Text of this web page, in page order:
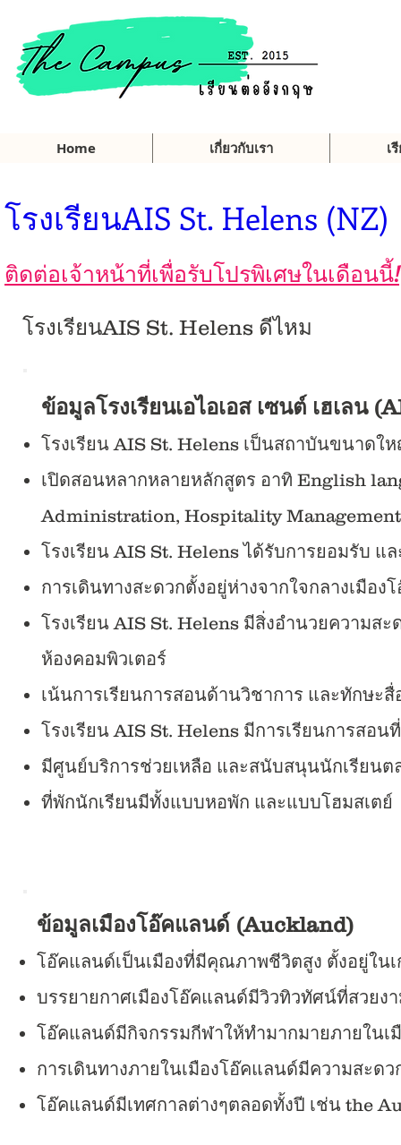
Home เกี่ยวกับเรา เ
โรงเรียนAIS St. Helens (NZ)
ติดต่อเจ้าหน้าที่เพื่อรับโปรพิเศษในเดือนนี้!
โรงเรียนAIS St. Helens ดีไหม
ข้อมูลโรงเรียนเอไอเอส เซนต์ เฮเลน
โรงเรียน AIS St. Helens เป็นสถาบันขนาด
เปิดสอนหลากหลายหลักสูตร อาทิ English
Administration, Hospitality
โรงเรียน AIS St. Helens ได้รับการยอมรับ แ
การเดินทางสะดวกตั้งอยู่ห่างจากใจกลางเมือ
โรงเรียน AIS St. Helens มีสิ่งอำนวยความส
ห้องคอมพิวเตอร์
เน้นการเรียนการสอนด้านวิชาการ และทักษะ
โรงเรียน AIS St. Helens มีการเรียนการสอน
มีศูนย์บริการช่วยเหลือ และสนับสนุนนักเรียนต
ที่พักนักเรียนมีทั้งแบบหอพัก และแบบโฮมสเตย์
ข้อมูลเมืองโอ๊คแลนด์ (Auckland)
โอ๊คแลนด์เป็นเมืองที่มีคุณภาพชีวิตสูง ตั้งอยู่ใน
บรรยายกาศเมืองโอ๊คแลนด์มีวิวทิวทัศน์ที่สวยง
โอ๊คแลนด์มีกิจกรรมกีฬาให้ทำมากมายภายในเ
การเดินทางภายในเมืองโอ๊คแลนด์มีความสะด
โอ๊คแลนด์มีเทศกาลต่างๆตลอดทั้งปี เช่น the